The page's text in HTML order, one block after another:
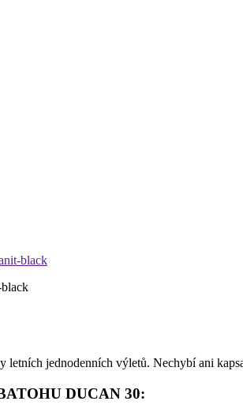
black
letních jednodenních výletů. Nechybí ani
DUCAN 30: